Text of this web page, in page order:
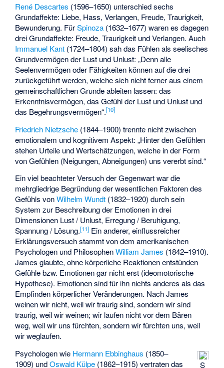
René Descartes (1596–1650) unterschied sechs
Grundaffekte: Liebe, Hass, Verlangen, Freude, Traurigkeit,
Bewunderung. FürSpinoza (1632–1677) waren es dagegen
drei Grundaffekte: Freude, Traurigkeit und Verlangen. Auch
Immanuel Kant (1724–1804) sah das Fühlen als seelisches
Grundvermögen der Lust und Unlust: „Denn alle
Seelenvermögen oder Fähigkeiten können auf die drei
zurückgeführt werden, welche sich nicht ferner aus einem
gemeinschaftlichen Grunde ableiten lassen: das
Erkenntnisvermögen, das Gefühl der Lust und Unlust und
das Begehrungsvermögen“.[10]
Friedrich Nietzsche (1844–1900) trennte nicht zwischen
emotionalem und kognitivem Aspekt: „Hinter den Gefühlen
stehen Urteile und Wertschätzungen, welche in der Form
von Gefühlen (Neigungen, Abneigungen) uns vererbt sind.“
Ein viel beachteter Versuch der Gegenwart war die
mehrgliedrige Begründung der wesentlichen Faktoren des
Gefühls vonWilhelm Wundt (1832–1920) durch sein
System zur Beschreibung der Emotionen in drei
Dimensionen Lust / Unlust, Erregung / Beruhigung,
Spannung / Lösung.[11] Ein anderer, einflussreicher
Erklärungsversuch stammt von dem amerikanischen
Psychologen und PhilosophenWilliam James (1842–1910).
James glaubte, ohne körperliche Reaktionen entstünden
Gefühle bzw. Emotionen gar nicht erst (ideomotorische
Hypothese). Emotionen sind für ihn nichts anderes als das
Empfinden körperlicher Veränderungen. Nach James
weinen wir nicht, weil wir traurig sind, sondern wir sind
traurig, weil wir weinen; wir laufen nicht vor dem Bären
weg, weil wir uns fürchten, sondern wir fürchten uns, weil
wir weglaufen.
S
Psychologen wie Hermann Ebbinghaus (1850–
1909) undOswald Külpe (1862–1915) vertraten das